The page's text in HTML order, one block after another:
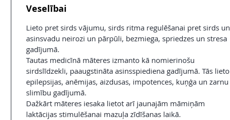
Veselībai
Lieto pret sirds vājumu, sirds ritma regulēšanai pret sirds un
asinsvadu neirozi un pārpūli, bezmiega, spriedzes un stresa
gadījumā.
Tautas medicīnā māteres izmanto kā nomierinošu
sirdslīdzekli, paaugstināta asinsspiediena gadījumā. Tās lieto
epilepsijas, anēmijas, aizdusas, impotences, kuņģa un zarnu
slimību gadījumā.
Dažkārt māteres iesaka lietot arī jaunajām māmiņām
laktācijas stimulēšanai mazuļa zīdīšanas laikā.